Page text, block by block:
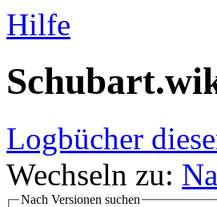
Hilfe
Logbücher
Wechseln zu:
Nach Versionen suchen